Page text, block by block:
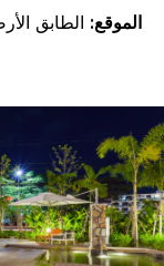
الموقع: الطابق